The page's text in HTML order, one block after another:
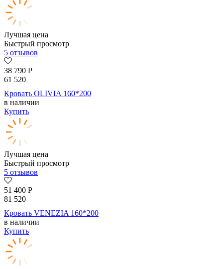
Лучшая цена
Быстрый просмотр
5 отзывов
38 790 Р
61 520
Кровать OLIVIA 160*200
в наличии
Купить
Лучшая цена
Быстрый просмотр
5 отзывов
51 400 Р
81 520
Кровать VENEZIA 160*200
в наличии
Купить